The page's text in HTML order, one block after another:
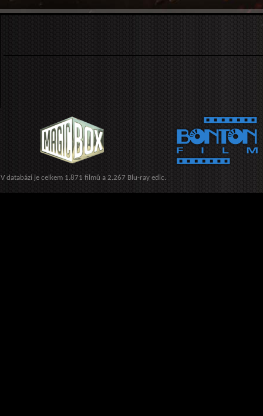
V databázi je celkem 1.871 filmů a 2.267 Blu-ray edic.